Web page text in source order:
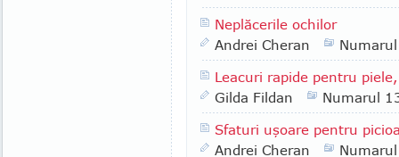
Neplăcerile ochilor
Andrei Cheran
Leacuri rapide pentru
Gilda Fildan
Numarul
Sfaturi uşoare pentru
Andrei Cheran